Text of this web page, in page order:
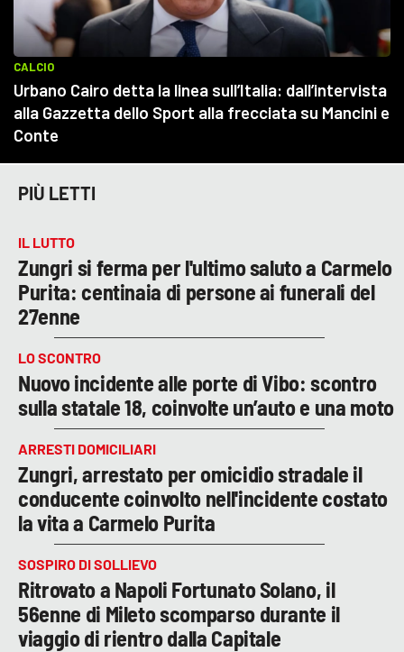
PIÙ LETTI
IL LUTTO
Zungri si ferma per l'ultimo saluto a Carmelo
Purita: centinaia di persone ai funerali del
27enne
LO SCONTRO
Nuovo incidente alle porte di Vibo: scontro
sulla statale 18, coinvolte un’auto e una moto
ARRESTI DOMICILIARI
Zungri, arrestato per omicidio stradale il
conducente coinvolto nell'incidente costato
la vita a Carmelo Purita
SOSPIRO DI SOLLIEVO
Ritrovato a Napoli Fortunato Solano, il
56enne di Mileto scomparso durante il
viaggio di rientro dalla Capitale